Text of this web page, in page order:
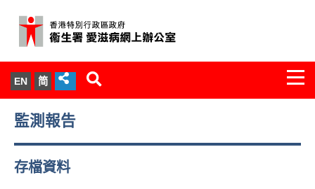
EN 简
關於我們
監測報告
存檔資料